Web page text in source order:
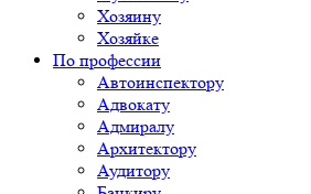
Хозяину
Хозяйке
По профессии
Автоинспектору
Адвокату
Адмиралу
Архитектору
Аудитору